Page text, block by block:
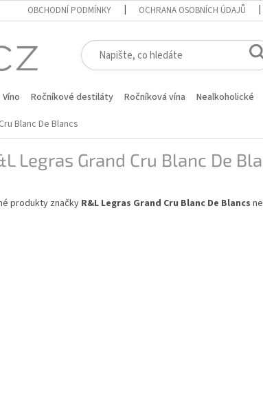
OBCHODNÍ PODMÍNKY OCHRANA OSOBNÍCH ÚDAJŮ
Víno Ročníkové destiláty Ročníková vína Nealkoholické
Blanc De Blancs
Legras Grand Cru Blanc De
produkty značky R&L Legras Grand Cru Blanc De Blancs